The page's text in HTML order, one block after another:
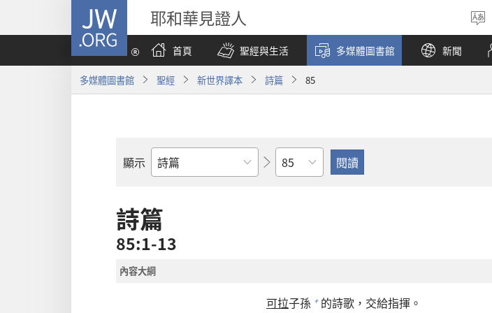
JW.ORG 耶和華見證人
首頁
聖經與生活 多媒體圖書館 新聞
多媒體圖書館 聖經 新世界譯本 詩篇 85
顯示
聖
經
卷
章
詩篇
85:1-13
內容大綱
可拉子孫 + 的詩歌，交給指揮。